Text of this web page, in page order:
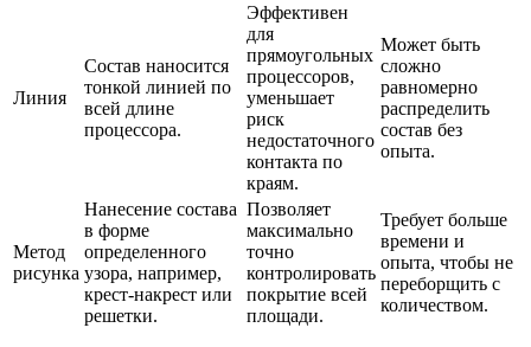
Линия
Состав наносится
тонкой линией по
всей длине
процессора.
Эффективен
для
прямоугольных
процессоров,
уменьшает
риск
недостаточного
контакта по
краям.
Может быть
сложно
равномерно
распределить
состав без
опыта.
Метод
рисунка
Нанесение состава
в форме
определенного
узора, например,
крест-накрест или
решетки.
Позволяет
максимально
точно
контролировать
покрытие всей
площади.
Требует больше
времени и
опыта, чтобы не
переборщить с
количеством.